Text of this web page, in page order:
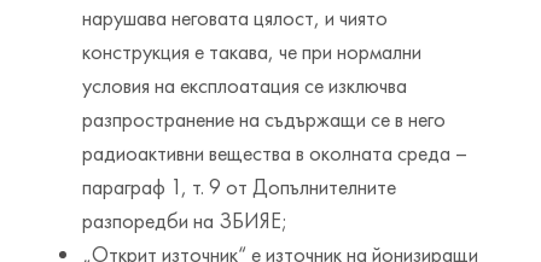
нарушава неговата цялост, и чиято
конструкция е такава, че при нормални
условия на експлоатация се изключва
разпространение на съдържащи се в него
радиоактивни вещества в околната среда –
параграф 1, т. 9 от Допълнителните
разпоредби на ЗБИЯЕ;
„Открит източник“ е източник на йонизиращи